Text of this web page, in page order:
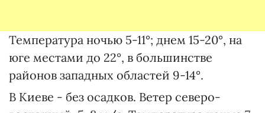
Температура ночью 5-11°; днем 15-20°, на
юге местами до 22°, в большинстве
районов западных областей 9-14°.
В Киеве - без осадков. Ветер северо-